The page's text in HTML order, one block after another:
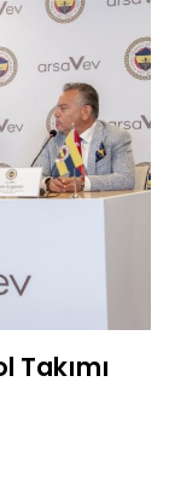
Takımı